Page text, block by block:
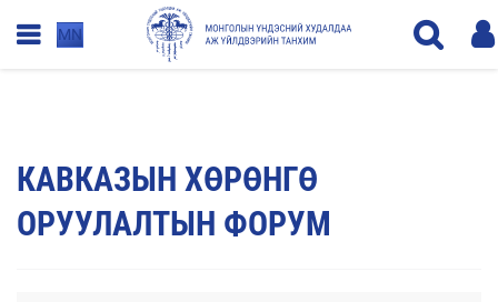
MN
КАВКАЗЫН ХӨРӨНГӨ
ОРУУЛАЛТЫН ФОРУМ